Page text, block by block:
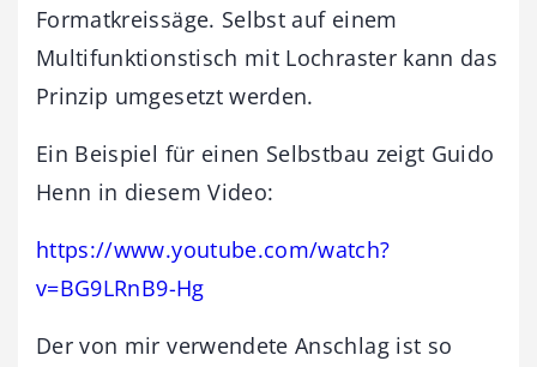
Formatkreissäge. Selbst auf einem
Multifunktionstisch mit Lochraster kann das
Prinzip umgesetzt werden.
Ein Beispiel für einen Selbstbau zeigt Guido
Henn in diesem Video:
https://www.youtube.com/watch?
v=BG9LRnB9-Hg
Der von mir verwendete Anschlag ist so